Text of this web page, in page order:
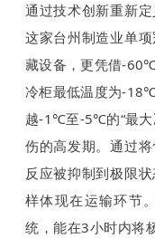
通过技术创新重新
这家台州制造业单
藏设备，更凭借-
冷柜最低温度为-
越-1℃至-5℃的“最大
伤的高发期。通过
反应被抑制到极限
样体现在运输环节
统，能在3小时内将